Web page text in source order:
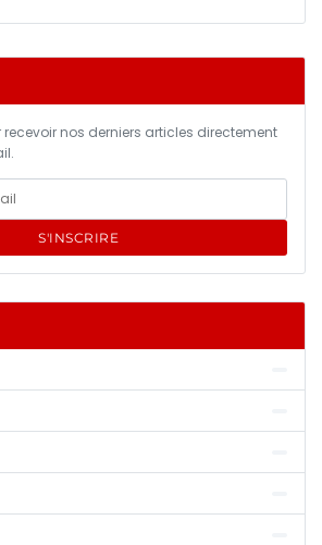
nos derniers articles directement
S'INSCRIRE